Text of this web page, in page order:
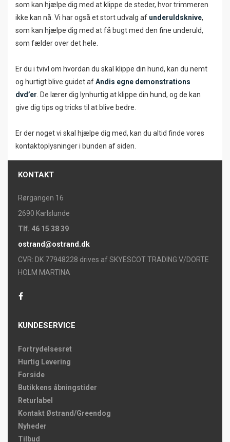
som kan hjælpe dig med at klippe de steder, hvor trimmeren
ikke kan nå. Vi har også et stort udvalg af underuldsknive,
som kan hjælpe dig med at få bugt med den fine underuld,
som fælder over det hele.
Er du i tvivl om hvordan du skal klippe din hund, kan du nemt
og hurtigt blive guidet afAndis egne demonstrations
dvd’er . De lærer dig lynhurtig at klippe din hund, og de kan
give dig tips og tricks til at blive bedre.
Er der noget vi skal hjælpe dig med, kan du altid finde vores
kontaktoplysninger i bunden af siden.
KONTAKT
Rørgangen 16
2690 Karlslunde
Tlf. 46 15 38 39
ostrand@ostrand.dk
CVR: DK 77948228 drives af SKYESCOT TRADING V/DORTE
HOLM MARTINA
KUNDESERVICE
Fortrydelsesret
Hurtig Levering
Forside
Butikkens åbningstider
Returlabel
Kontakt Østrand/Greendog
Nyheder
Tilbud